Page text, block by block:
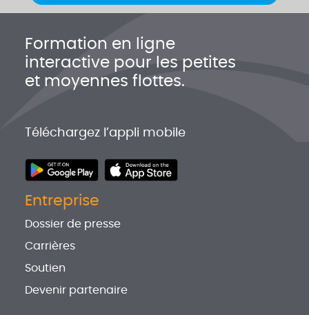
Formation en ligne
interactive pour les petites
et moyennes flottes.
Téléchargez l’appli mobile
Entreprise
Dossier de presse
Carrières
Soutien
Devenir partenaire